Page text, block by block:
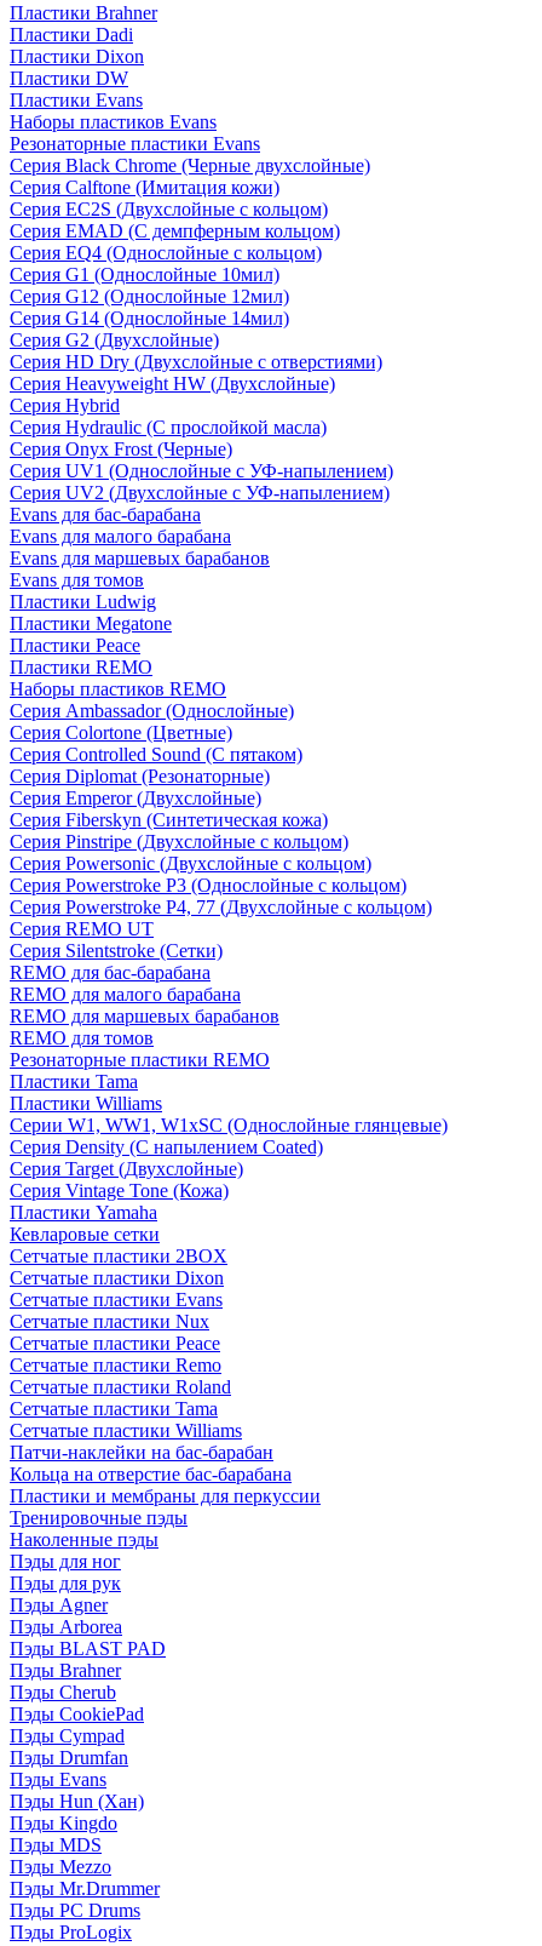
Пластики Brahner
Пластики Dadi
Пластики Dixon
Пластики DW
Пластики Evans
Наборы пластиков Evans
Резонаторные пластики Evans
Серия Black Chrome (Черные двухслойные)
Серия Calftone (Имитация кожи)
Серия EC2S (Двухслойные с кольцом)
Серия EMAD (С демпферным кольцом)
Серия EQ4 (Однослойные с кольцом)
Серия G1 (Однослойные 10мил)
Серия G12 (Однослойные 12мил)
Серия G14 (Однослойные 14мил)
Серия G2 (Двухслойные)
Серия HD Dry (Двухслойные с отверстиями)
Серия Heavyweight HW (Двухслойные)
Серия Hybrid
Серия Hydraulic (С прослойкой масла)
Серия Onyx Frost (Черные)
Серия UV1 (Однослойные с УФ-напылением)
Серия UV2 (Двухслойные с УФ-напылением)
Evans для бас-барабана
Evans для малого барабана
Evans для маршевых барабанов
Evans для томов
Пластики Ludwig
Пластики Megatone
Пластики Peace
Пластики REMO
Наборы пластиков REMO
Серия Ambassador (Однослойные)
Серия Colortone (Цветные)
Серия Controlled Sound (С пятаком)
Серия Diplomat (Резонаторные)
Серия Emperor (Двухслойные)
Серия Fiberskyn (Синтетическая кожа)
Серия Pinstripe (Двухслойные с кольцом)
Серия Powersonic (Двухслойные с кольцом)
Серия Powerstroke P3 (Однослойные с кольцом)
Серия Powerstroke P4, 77 (Двухслойные с кольцом)
Серия REMO UT
Серия Silentstroke (Сетки)
REMO для бас-барабана
REMO для малого барабана
REMO для маршевых барабанов
REMO для томов
Резонаторные пластики REMO
Пластики Tama
Пластики Williams
Серии W1, WW1, W1xSC (Однослойные глянцевые)
Серия Density (C напылением Coated)
Серия Target (Двухслойные)
Серия Vintage Tone (Кожа)
Пластики Yamaha
Кевларовые сетки
Сетчатые пластики 2BOX
Сетчатые пластики Dixon
Сетчатые пластики Evans
Сетчатые пластики Nux
Сетчатые пластики Peace
Сетчатые пластики Remo
Сетчатые пластики Roland
Сетчатые пластики Tama
Сетчатые пластики Williams
Патчи-наклейки на бас-барабан
Кольца на отверстие бас-барабана
Пластики и мембраны для перкуссии
Тренировочные пэды
Наколенные пэды
Пэды для ног
Пэды для рук
Пэды Agner
Пэды Arborea
Пэды BLAST PAD
Пэды Brahner
Пэды Cherub
Пэды CookiePad
Пэды Cympad
Пэды Drumfan
Пэды Evans
Пэды Hun (Хан)
Пэды Kingdo
Пэды MDS
Пэды Mezzo
Пэды Mr.Drummer
Пэды PC Drums
Пэды ProLogix